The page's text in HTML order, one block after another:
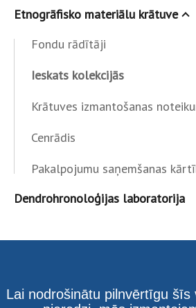
Etnogrāfisko materiālu krātuve
Fondu rādītāji
Ieskats kolekcijās
Krātuves izmantošanas
Cenrādis
Pakalpojumu saņemšanas
Dendrohronoloģijas laboratorija
Lai nodrošinātu pilnvērtīgu šīs